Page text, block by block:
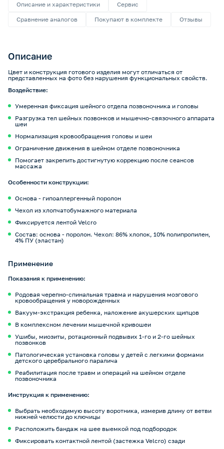
Описание и характеристики
Сервис
Сравнение аналогов
Покупают в комплекте Отзывы
Описание
Цвет и конструкция готового изделия могут отличаться от
представленных на фото без нарушения функциональных свойств.
Воздействие:
Умеренная фиксация шейного отдела позвоночника и головы
Разгрузка тел шейных позвонков и мышечно-связочного аппарата
шеи
Нормализация кровообращения головы и шеи
Ограничение движения в шейном отделе позвоночника
Помогает закрепить достигнутую коррекцию после сеансов
массажа
Особенности конструкции:
Основа - гипоаллергенный поролон
Чехол из хлопчатобумажного материала
Фиксируется лентой Velcro
Состав: основа - поролон. Чехол: 86% хлопок, 10% полипропилен,
4% ПУ (эластан)
Применение
Показания к применению:
Родовая черепно-спинальная травма и нарушения мозгового
кровообращения у новорожденных
Вакуум-экстракция ребенка, наложение акушерских щипцов
В комплексном лечении мышечной кривошеи
Ушибы, миозиты, ротационный подвывих 1-го и 2-го шейных
позвонков
Патологическая установка головы у детей с легкими формами
детского церебрального паралича
Реабилитация после травм и операций на шейном отделе
позвоночника
Инструкция к применению:
Выбрать необходимую высоту воротника, измерив длину от ветви
нижней челюсти до ключицы
Расположить бандаж на шее выемкой под подбородок
Фиксировать контактной лентой (застежка Velcro) сзади